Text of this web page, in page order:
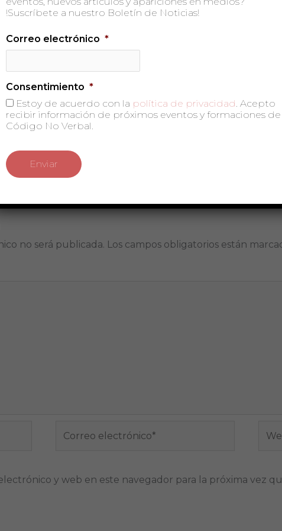
no será publicada. Los campos obligatorios están
electrónico*
y web en este navegador para la próxima vez
!Suscríbete a nuestro Boletín de Noticias!
Correo electrónico *
Consentimiento *
Estoy de acuerdo con la política de privacidad. Acepto
recibir información de próximos eventos y formaciones de
Código No Verbal.